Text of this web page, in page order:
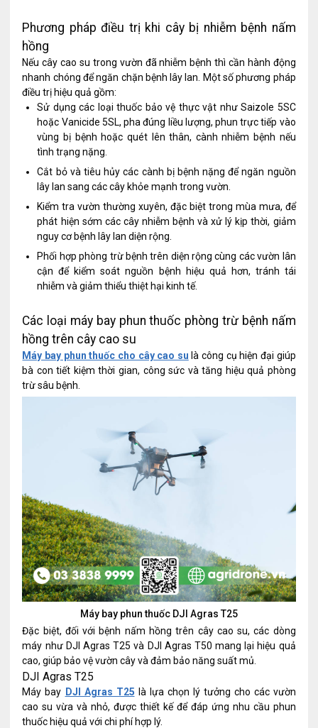
Phương pháp điều trị khi cây bị nhiễm bệnh nấm
hồng
Nếu cây cao su trong vườn đã nhiễm bệnh thì cần hành động
nhanh chóng để ngăn chặn bệnh lây lan. Một số phương pháp
điều trị hiệu quả gồm:
Sử dụng các loại thuốc bảo vệ thực vật như Saizole 5SC
hoặc Vanicide 5SL, pha đúng liều lượng, phun trực tiếp vào
vùng bị bệnh hoặc quét lên thân, cành nhiễm bệnh nếu
tình trạng nặng.
Cắt bỏ và tiêu hủy các cành bị bệnh nặng để ngăn nguồn
lây lan sang các cây khỏe mạnh trong vườn.
Kiểm tra vườn thường xuyên, đặc biệt trong mùa mưa, để
phát hiện sớm các cây nhiễm bệnh và xử lý kịp thời, giảm
nguy cơ bệnh lây lan diện rộng.
Phối hợp phòng trừ bệnh trên diện rộng cùng các vườn lân
cận để kiểm soát nguồn bệnh hiệu quả hơn, tránh tái
nhiễm và giảm thiểu thiệt hại kinh tế.
Các loại máy bay phun thuốc phòng trừ bệnh nấm
hồng trên cây cao su
Máy bay phun thuốc cho cây cao su là công cụ hiện đại giúp
bà con tiết kiệm thời gian, công sức và tăng hiệu quả phòng
trừ sâu bệnh.
Máy bay phun thuốc DJI Agras T25
Đặc biệt, đối với bệnh nấm hồng trên cây cao su, các dòng
máy như DJI Agras T25 và DJI Agras T50 mang lại hiệu quả
cao, giúp bảo vệ vườn cây và đảm bảo năng suất mủ.
DJI Agras T25
Máy bay DJI Agras T25 là lựa chọn lý tưởng cho các vườn
cao su vừa và nhỏ, được thiết kế để đáp ứng nhu cầu phun
thuốc hiệu quả với chi phí hợp lý.